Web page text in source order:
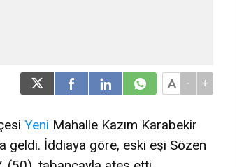
- +
Yeni Mahalle Kazım Karabekir
geldi. İddiaya göre, eski eşi Sözen